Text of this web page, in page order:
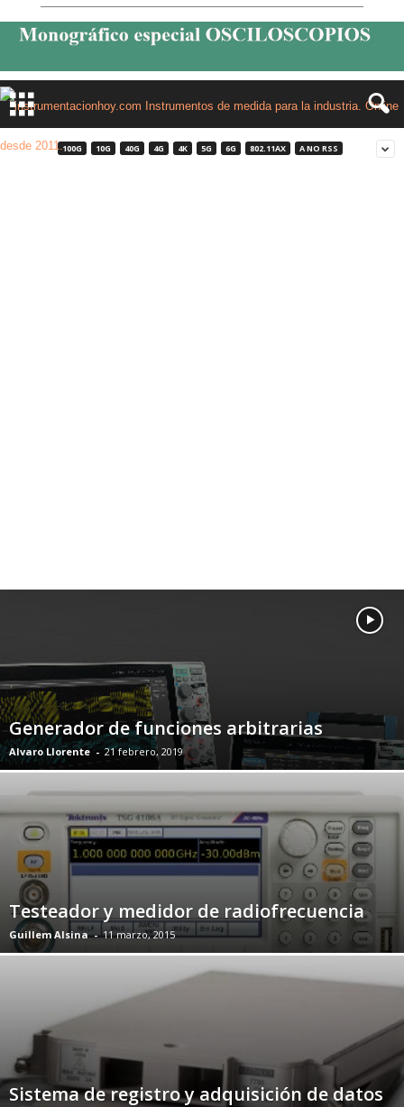
100G 10G 40G 4G 4K 5G 6G 802.11AX A NO RSS
Generador de funciones arbitrarias
Alvaro Llorente - 21 febrero, 2019
Testeador y medidor de radiofrecuencia
Guillem Alsina - 11 marzo, 2015
Sistema de registro y adquisición de datos